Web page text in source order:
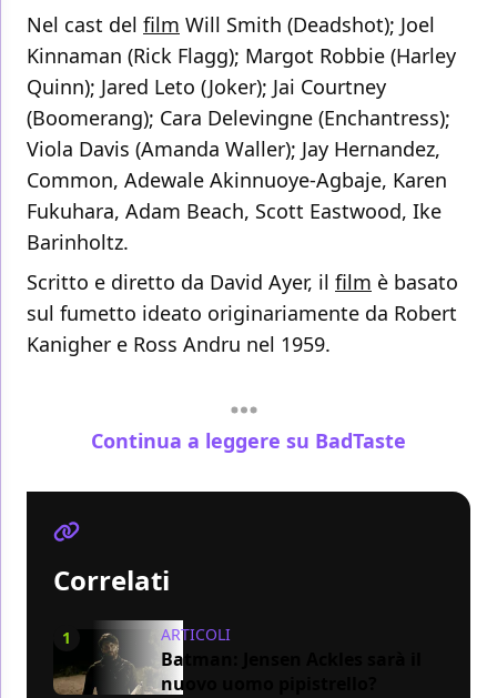
Nel cast del film Will Smith (Deadshot); Joel
Kinnaman (Rick Flagg); Margot Robbie (Harley
Quinn); Jared Leto (Joker); Jai Courtney
(Boomerang); Cara Delevingne (Enchantress);
Viola Davis (Amanda Waller); Jay Hernandez,
Common, Adewale Akinnuoye-Agbaje, Karen
Fukuhara, Adam Beach, Scott Eastwood, Ike
Barinholtz.
Scritto e diretto da David Ayer, il film è basato
sul fumetto ideato originariamente da Robert
Kanigher e Ross Andru nel 1959.
Continua a leggere su BadTaste
Correlati
1 ARTICOLI
Batman: Jensen Ackles sarà il
nuovo uomo pipistrello?